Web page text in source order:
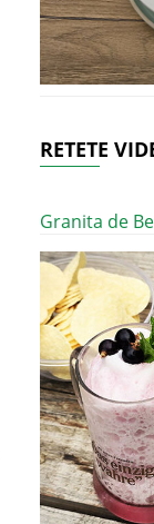
RETETE
Granita de